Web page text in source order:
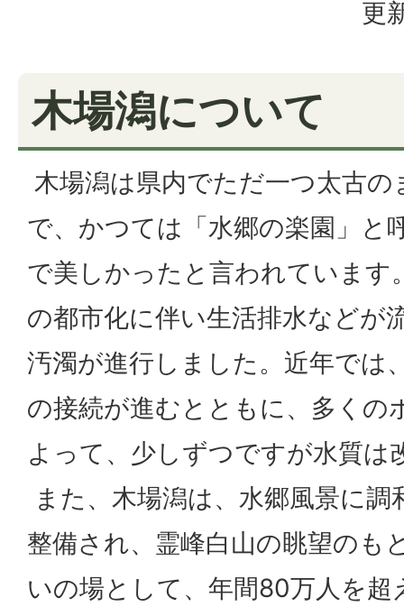
更
木場潟について
木場潟は県内でただ一つ太古
で、かつては「水郷の楽園」と
で美しかったと言われています
の都市化に伴い生活排水などが
汚濁が進行しました。近年では
の接続が進むとともに、多くの
よって、少しずつですが水質は
また、木場潟は、水郷風景に
整備され、霊峰白山の眺望のも
いの場として、年間80万人を超